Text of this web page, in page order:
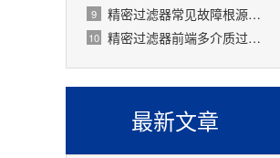
9 精密过滤器常见故障根源有哪些？
10 精密过滤器前端多介质过滤失效会怎样？
最新文章